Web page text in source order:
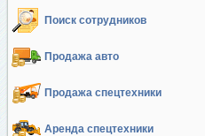
Поиск сотрудников
Продажа авто
Продажа спецтехники
Аренда спецтехники